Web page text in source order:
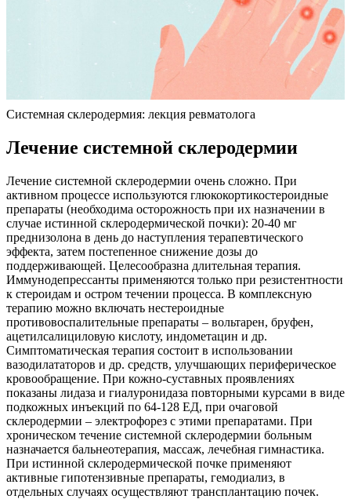
Системная склеродермия: лекция ревматолога
Лечение системной склеродермии
Лечение системной склеродермии очень сложно. При
активном процессе используются глюкокортикостероидные
препараты (необходима осторожность при их назначении в
случае истинной склеродермической почки): 20-40 мг
преднизолона в день до наступления терапевтического
эффекта, затем постепенное снижение дозы до
поддерживающей. Целесообразна длительная терапия.
Иммунодепрессанты применяются только при резистентности
к стероидам и остром течении процесса. В комплексную
терапию можно включать нестероидные
противовоспалительные препараты – вольтарен, бруфен,
ацетилсалициловую кислоту, индометацин и др.
Симптоматическая терапия состоит в использовании
вазодилататоров и др. средств, улучшающих периферическое
кровообращение. При кожно-суставных проявлениях
показаны лидаза и гиалуронидаза повторными курсами в виде
подкожных инъекций по 64-128 ЕД, при очаговой
склеродермии – электрофорез с этими препаратами. При
хроническом течение системной склеродермии больным
назначается бальнеотерапия, массаж, лечебная гимнастика.
При истинной склеродермической почке применяют
активные гипотензивные препараты, гемодиализ, в
отдельных случаях осуществляют трансплантацию почек.